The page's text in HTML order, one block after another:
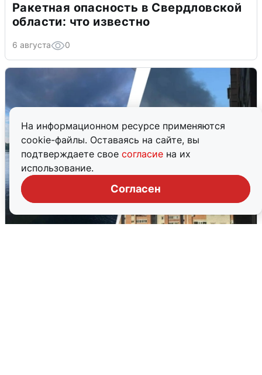
На информационном ресурсе применяются
cookie-файлы. Оставаясь на сайте, вы
подтверждаете свое согласие на их
использование.
Согласен
Ракетная опасность в Свердловской
области: что известно
6 августа 0